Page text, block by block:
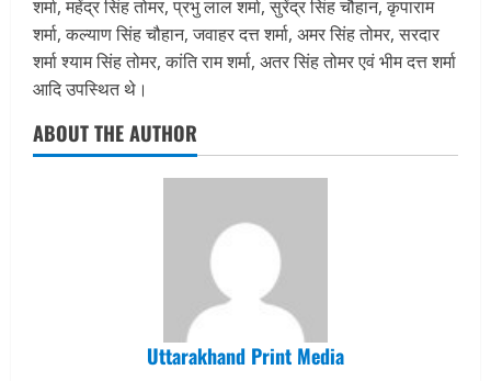
शर्मा, महेंद्र सिंह तोमर, प्रभु लाल शर्मा, सुरेंद्र सिंह चौहान, कृपाराम
शर्मा, कल्याण सिंह चौहान, जवाहर दत्त शर्मा, अमर सिंह तोमर, सरदार
शर्मा श्याम सिंह तोमर, कांति राम शर्मा, अतर सिंह तोमर एवं भीम दत्त शर्मा
आदि उपस्थित थे।
ABOUT THE AUTHOR
Uttarakhand Print Media